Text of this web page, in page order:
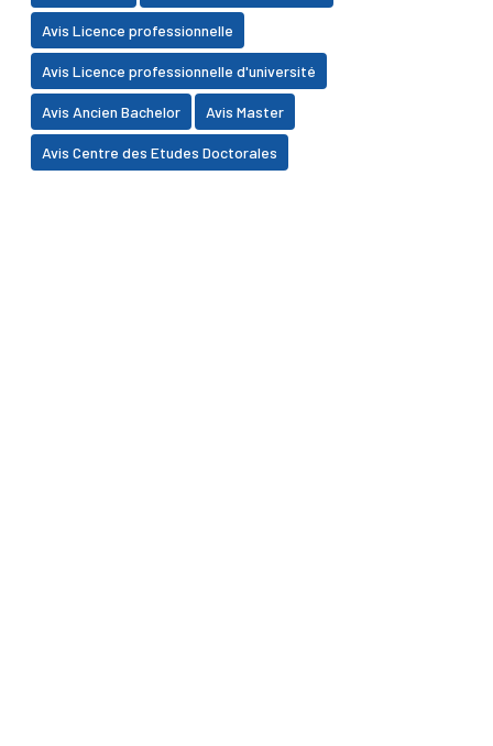
Avis Licence professionnelle
Avis Licence professionnelle d'université
Avis Ancien Bachelor Avis Master
Avis Centre des Etudes Doctorales